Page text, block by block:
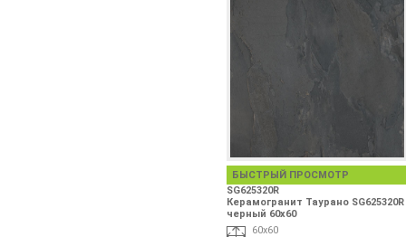
БЫСТРЫЙ ПРОСМОТР
SG625320R
Керамогранит Таурано SG625320R
черный 60х60
60х60